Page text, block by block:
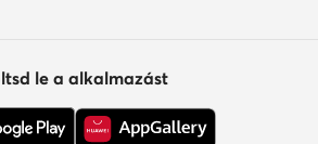
le a alkalmazást